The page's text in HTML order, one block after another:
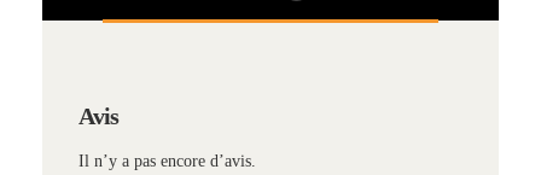
Avis
Il n’y a pas encore d’avis.